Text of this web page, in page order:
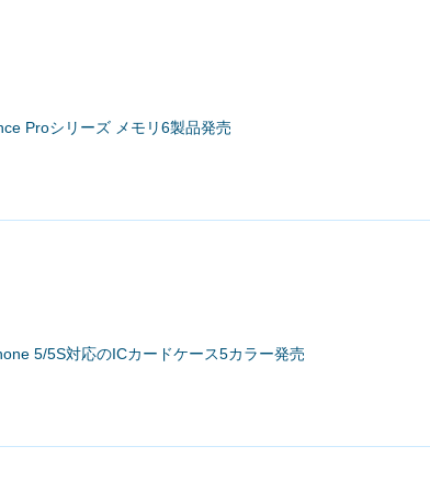
Proシリーズ メモリ6製品発売
5/5S対応のICカードケース5カラー発売